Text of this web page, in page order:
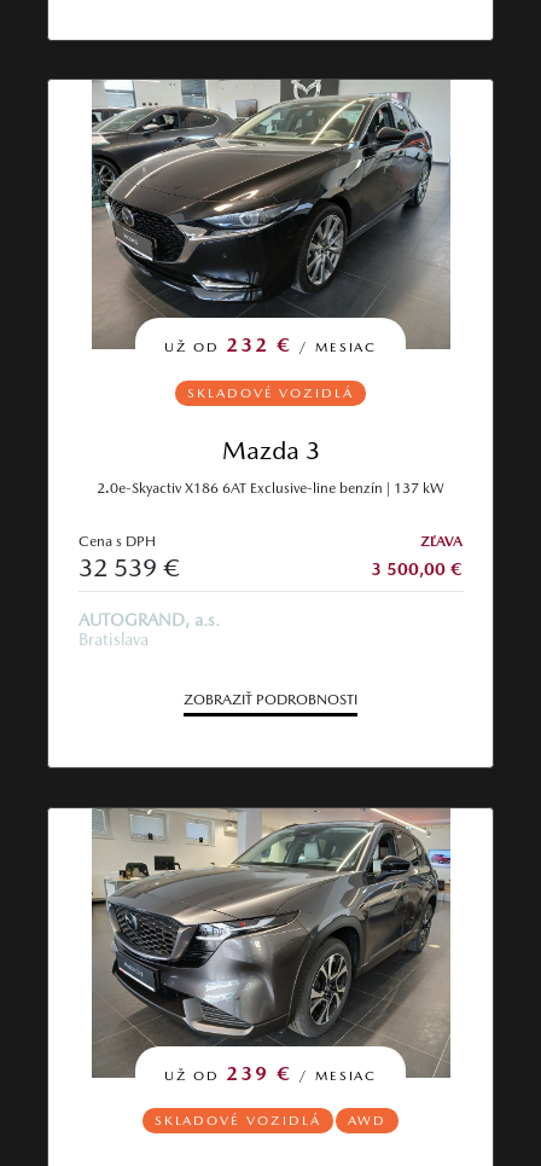
UŽ OD 232 € / MESIAC
SKLADOVÉ VOZIDLÁ
Mazda 3
2.0e-Skyactiv X186 6AT Exclusive-line benzín | 137 kW
Cena s DPH
32 539 €
ZĽAVA
3 500,00 €
AUTOGRAND, a.s.
Bratislava
ZOBRAZIŤ PODROBNOSTI
UŽ OD 239 € / MESIAC
SKLADOVÉ VOZIDLÁ AWD